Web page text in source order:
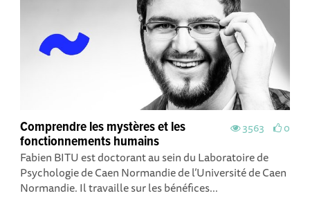
3563 0
Comprendre les mystères et les
fonctionnements humains
Fabien BITU est doctorant au sein du Laboratoire de
Psychologie de Caen Normandie de l’Université de Caen
Normandie. Il travaille sur les bénéfices...